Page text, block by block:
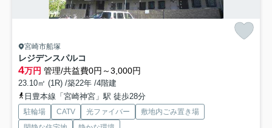
宮崎市船塚
レジデンスパルコ
4万円 管理/共益費0円～3,000円
23.10㎡ (1R) /築22年 /4階建
日豊本線「宮崎神宮」駅 徒歩28分
駐輪場 CATV 光ファイバー
敷地内ごみ置き場